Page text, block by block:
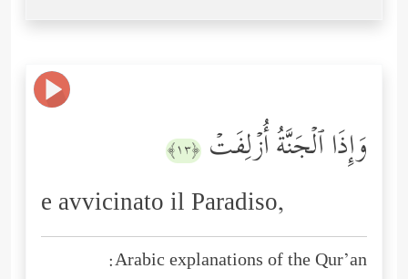
وَإِذَا ٱلۡجَنَّةُ أُزۡلِفَتۡ ﴿١٣﴾
e avvicinato il Paradiso,
Arabic explanations of the Qur’an: